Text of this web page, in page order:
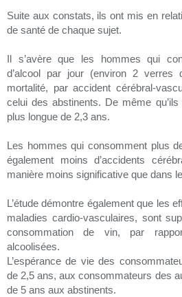
Suite aux constats, ils ont mis en
de santé de chaque sujet.
Il s’avère que les hommes qui
d’alcool par jour (environ 2
mortalité, par accident cérébral-
celui des abstinents. De même
plus longue de 2,3 ans.
Les hommes qui consomment plus
également moins d’accidents
manière moins significative que dans
L’étude démontre également que les
maladies cardio-vasculaires, sont
consommation de vin, par
alcoolisées.
L’espérance de vie des
de 2,5 ans, aux consommateurs des
de 5 ans aux abstinents.